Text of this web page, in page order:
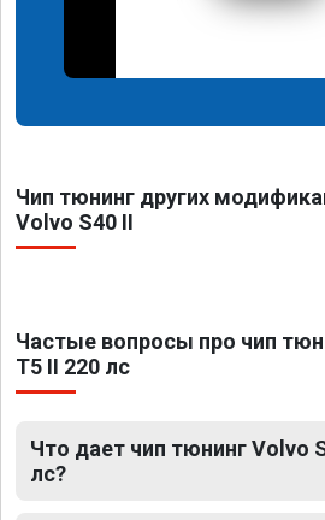
Чип тюнинг других
Volvo S40 II
Частые вопросы про чип
T5 II 220 лс
Что дает чип тюнинг Volvo
лс?